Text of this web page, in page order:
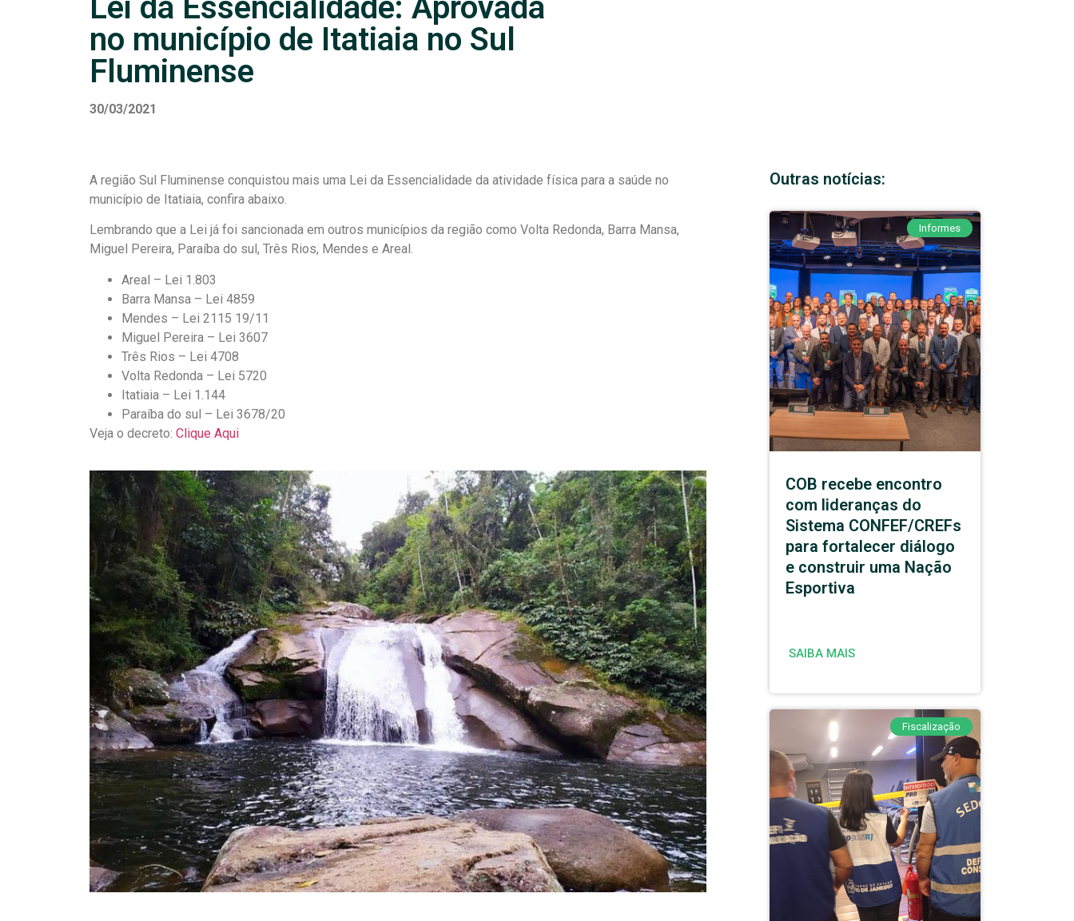
Lei da Essencialidade: Aprovada
no município de Itatiaia no Sul
Fluminense
30/03/2021
A região Sul Fluminense conquistou mais uma Lei da Essencialidade da atividade física para a saúde no
município de Itatiaia, confira abaixo.
Lembrando que a Lei já foi sancionada em outros municípios da região como Volta Redonda, Barra Mansa,
Miguel Pereira, Paraíba do sul, Três Rios, Mendes e Areal.
Areal – Lei 1.803
Barra Mansa – Lei 4859
Mendes – Lei 2115 19/11
Miguel Pereira – Lei 3607
Três Rios – Lei 4708
Volta Redonda – Lei 5720
Itatiaia – Lei 1.144
Paraíba do sul – Lei 3678/20
Veja o decreto: Clique Aqui
Outras notícias:
Informes
COB recebe encontro
com lideranças do
Sistema CONFEF/CREFs
para fortalecer diálogo
e construir uma Nação
Esportiva
SAIBA MAIS
Fiscalização